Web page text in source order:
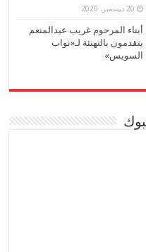
20 ديسمبر، 2020
أبناء المرحوم غريب عبدالمنعم
يتقدمون بالتهنئة لـ«نواب
السويس»